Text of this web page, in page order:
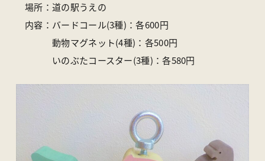
場所：道の駅うえの
内容：バードコール(3種)：各600円
動物マグネット(4種)：各500円
いのぶたコースター(3種)：各580円